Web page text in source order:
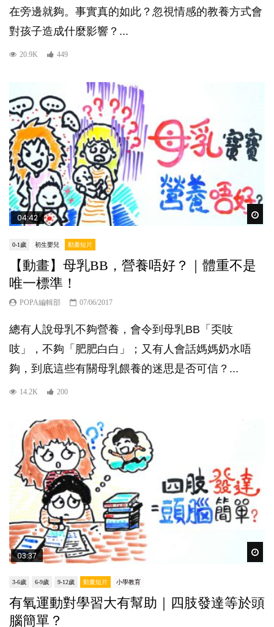
在旁邊就夠。事實真的如此？忽視情感的教養方式會
對孩子造成什麼影響？...
20.9K 449
04:42
0-1歲 初生嬰兒 動畫短片
【動畫】母乳BB，營養唔好？｜體重不是
唯一標準！
POPA編輯部 07/06/2017
總有人說母乳不夠營養，會令到母乳BB「奀吱
吱」，不夠「肥肥白白」；又有人會話媽媽奶水唔
夠，到底這些有關母乳餵養的迷思是否可信？...
14.2K 200
03:37
3-6歲 6-9歲 9-12歲 動畫短片 小學教育
有氧運動對學習大有幫助｜四肢發達等於頭
腦簡單？